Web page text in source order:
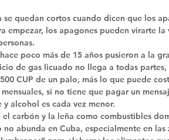
se quedan cortos cuando dicen que los
empezar, los apagones pueden virarte
poco más de 15 años pusieron a la
de gas licuado no llega a todas
CUP de un palo, más lo que puede
si no tiene que pagar un
alcohol es cada vez menor.
el carbón y la leña como combustibles
abunda en Cuba, especialmente en las